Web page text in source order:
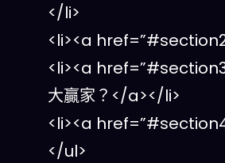
</li>
<li><a
<li><a
大贏家？</a></li>
<li><a
</ul>